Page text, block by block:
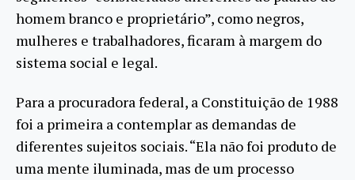
homem branco e proprietário”, como negros,
mulheres e trabalhadores, ficaram à margem do
sistema social e legal.
Para a procuradora federal, a Constituição de 1988
foi a primeira a contemplar as demandas de
diferentes sujeitos sociais. “Ela não foi produto de
uma mente iluminada, mas de um processo